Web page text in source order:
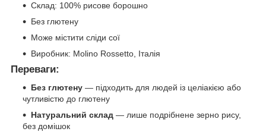
Склад: 100% рисове борошно
Без глютену
Може містити сліди сої
Виробник: Molino Rossetto, Італія
Переваги:
Без глютену — підходить для людей із целіакією або
чутливістю до глютену
Натуральний склад — лише подрібнене зерно рису,
без домішок